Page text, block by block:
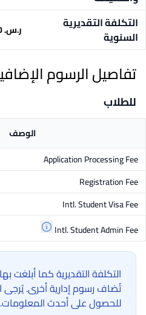
التكلفة التقديرية
السنوية
ر.س.‏ 11,090
تفاصيل الرسوم
للطلاب
الوصف
Application Processing Fee
Registration Fee
Intl. Student Visa Fee
Intl. Student Admin Fee
التكلفة التقديرية كما أبلغت
تُضاف رسوم إدارية أخرى. يُرجى
للحصول على أحدث المعلومات.